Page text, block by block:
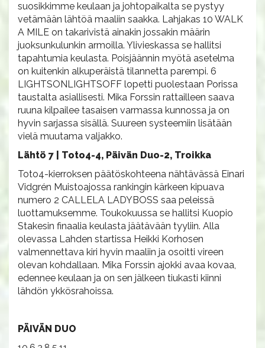
suosikkimme keulaan ja johtopaikalta se pystyy
vetämään lähtöä maaliin saakka. Lahjakas 10 WALK
A MILE on takarivistä ainakin jossakin määrin
juoksunkulunkin armoilla. Ylivieskassa se hallitsi
tapahtumia keulasta. Poisjäännin myötä asetelma
on kuitenkin alkuperäistä tilannetta parempi. 6
LIGHTSONLIGHTSOFF lopetti puolestaan Porissa
taustalta asiallisesti. Mika Forssin rattailleen saava
ruuna kilpailee tasaisen varmassa kunnossa ja on
hyvin sarjassa sisällä. Suureen systeemiin lisätään
vielä muutama valjakko.
Lähtö 7 | Toto4-4, Päivän Duo-2, Troikka
Toto4-kierroksen päätöskohteena nähtävässä Einari
Vidgrén Muistoajossa rankingin kärkeen kipuava
numero 2 CALLELA LADYBOSS saa peleissä
luottamuksemme. Toukokuussa se hallitsi Kuopio
Stakesin finaalia keulasta jäätävään tyyliin. Alla
olevassa Lahden startissa Heikki Korhosen
valmennettava kiri hyvin maaliin ja osoitti vireen
olevan kohdallaan. Mika Forssin ajokki avaa kovaa,
edennee keulaan ja on sen jälkeen tiukasti kiinni
lähdön ykkösrahoissa.
PÄIVÄN DUO